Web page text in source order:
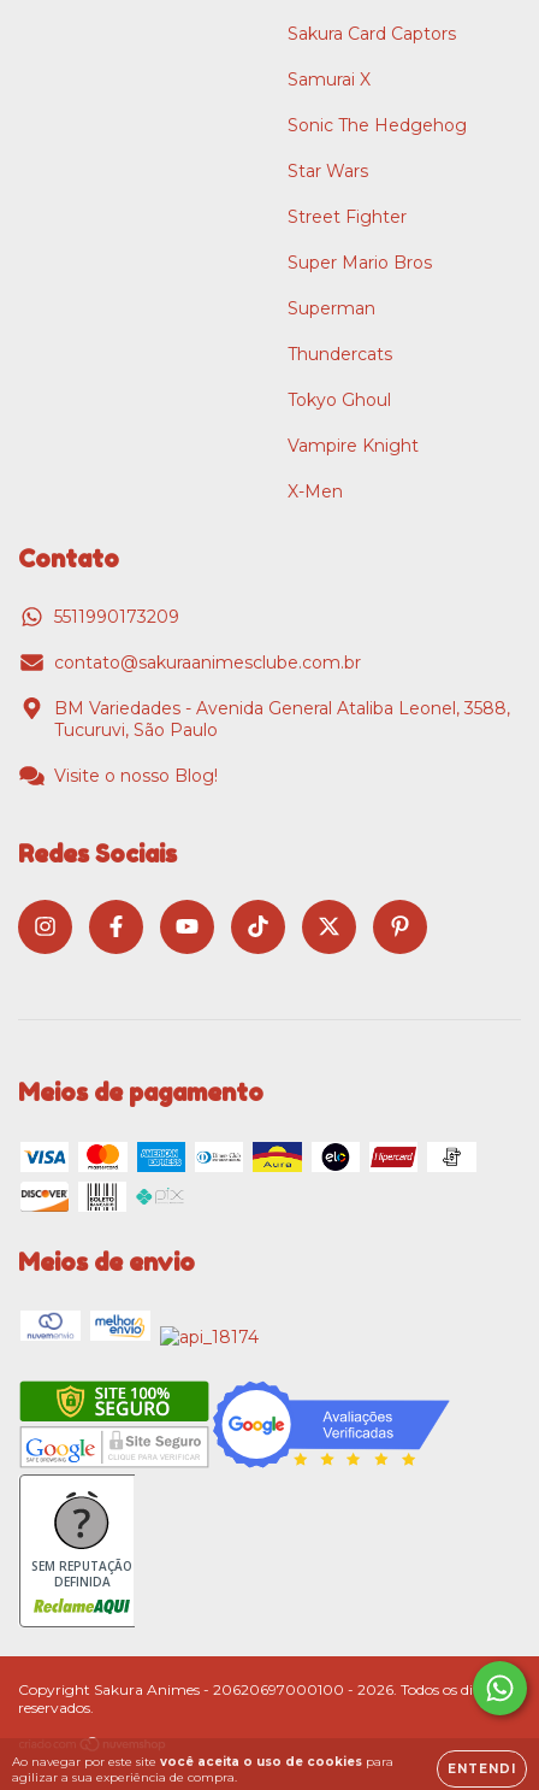
Ao navegar por este site você aceita o uso de cookies para
agilizar a sua experiência de compra.
ENTENDI
Sakura Card Captors
Samurai X
Sonic The Hedgehog
Star Wars
Street Fighter
Super Mario Bros
Superman
Thundercats
Tokyo Ghoul
Vampire Knight
X-Men
Contato
5511990173209
contato@sakuraanimesclube.com.br
BM Variedades - Avenida General Ataliba Leonel, 3588,
Tucuruvi, São Paulo
Visite o nosso Blog!
Redes Sociais
Meios de pagamento
Meios de envio
SEM REPUTAÇÃO
DEFINIDA
Copyright Sakura Animes - 20620697000100 - 2026. Todos os direitos
reservados.